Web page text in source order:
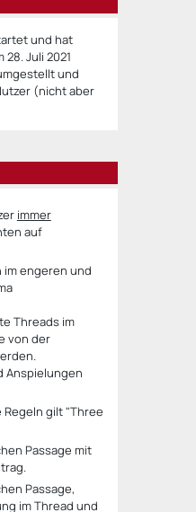
und hat
Juli 2021
und
(nicht aber
immer
auf
im engeren und
Threads im
von der
Anspielungen
gilt "Three
Passage mit
Passage,
im Thread und